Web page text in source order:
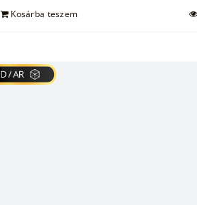
Kosárba teszem